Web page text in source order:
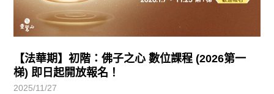
【法華期】初階：佛子之心 數位課程 (2026第一
梯) 即日起開放報名！
2025/11/27